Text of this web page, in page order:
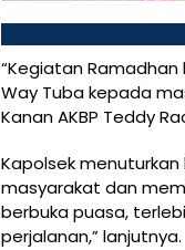
“Kegiatan
Way Tuba kepada
Kanan AKBP Teddy
Kapolsek
masyarakat dan
berbuka puasa,
perjalanan,” lanjutnya.